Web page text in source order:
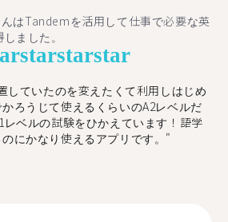
んはTandemを活用して仕事で必要な英
ました。
starstarstar
していたのを変えたくて利用しはじめ
ろうじて使えるくらいのA2レベルだ
レベルの試験をひかえています！語学
にかなり使えるアプリです。"